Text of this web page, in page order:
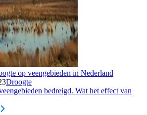
op veengebieden in Nederland
Droogte
bedreigd. Wat het effect van